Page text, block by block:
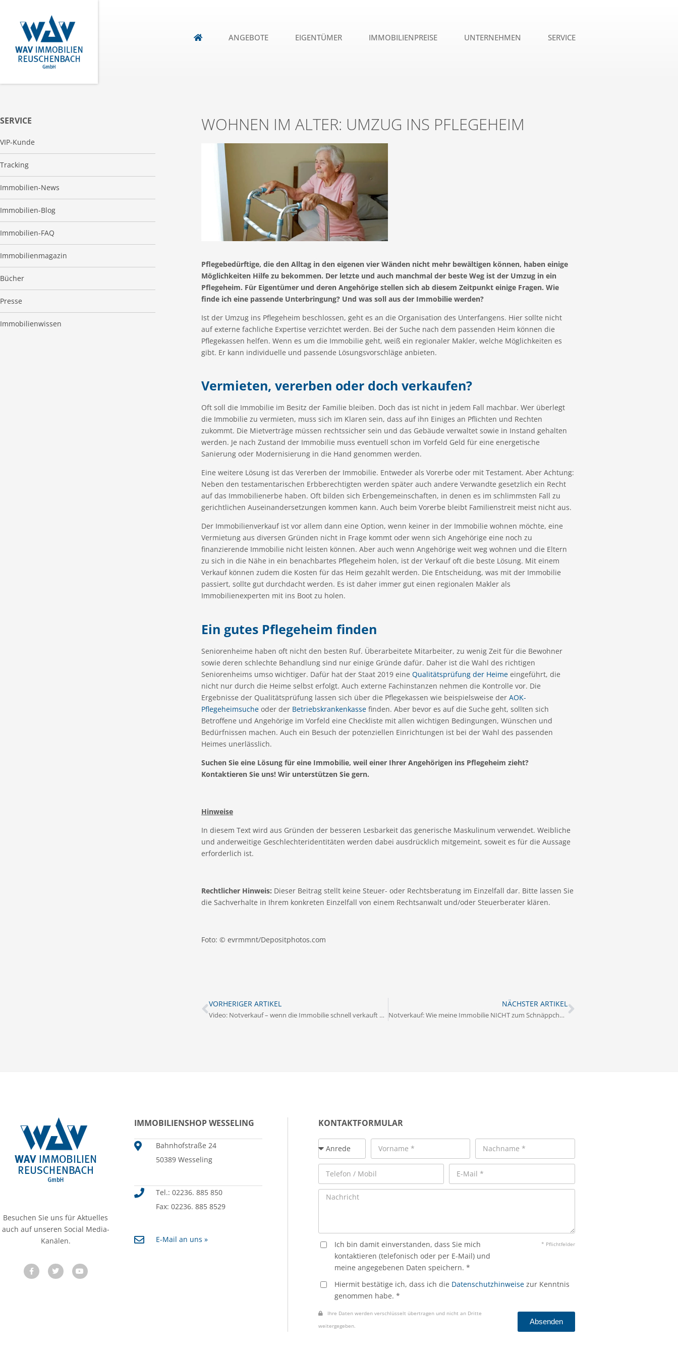
ANGEBOTE EIGENTÜMER IMMOBILIENPREISE UNTERNEHMEN SERVICE
SERVICE
VIP-Kunde
Tracking
Immobilien-News
Immobilien-Blog
Immobilien-FAQ
Immobilienmagazin
Bücher
Presse
Immobilienwissen
WOHNEN IM ALTER: UMZUG INS PFLEGEHEIM
Pflegebedürftige, die den Alltag in den eigenen vier Wänden nicht mehr bewältigen können, haben einige
Möglichkeiten Hilfe zu bekommen. Der letzte und auch manchmal der beste Weg ist der Umzug in ein
Pflegeheim. Für Eigentümer und deren Angehörige stellen sich ab diesem Zeitpunkt einige Fragen. Wie
finde ich eine passende Unterbringung? Und was soll aus der Immobilie werden?
Ist der Umzug ins Pflegeheim beschlossen, geht es an die Organisation des Unterfangens. Hier sollte nicht
auf externe fachliche Expertise verzichtet werden. Bei der Suche nach dem passenden Heim können die
Pflegekassen helfen. Wenn es um die Immobilie geht, weiß ein regionaler Makler, welche Möglichkeiten es
gibt. Er kann individuelle und passende Lösungsvorschläge anbieten.
Vermieten, vererben oder doch verkaufen?
Oft soll die Immobilie im Besitz der Familie bleiben. Doch das ist nicht in jedem Fall machbar. Wer überlegt
die Immobilie zu vermieten, muss sich im Klaren sein, dass auf ihn Einiges an Pflichten und Rechten
zukommt. Die Mietverträge müssen rechtssicher sein und das Gebäude verwaltet sowie in Instand gehalten
werden. Je nach Zustand der Immobilie muss eventuell schon im Vorfeld Geld für eine energetische
Sanierung oder Modernisierung in die Hand genommen werden.
Eine weitere Lösung ist das Vererben der Immobilie. Entweder als Vorerbe oder mit Testament. Aber Achtung:
Neben den testamentarischen Erbberechtigten werden später auch andere Verwandte gesetzlich ein Recht
auf das Immobilienerbe haben. Oft bilden sich Erbengemeinschaften, in denen es im schlimmsten Fall zu
gerichtlichen Auseinandersetzungen kommen kann. Auch beim Vorerbe bleibt Familienstreit meist nicht aus.
Der Immobilienverkauf ist vor allem dann eine Option, wenn keiner in der Immobilie wohnen möchte, eine
Vermietung aus diversen Gründen nicht in Frage kommt oder wenn sich Angehörige eine noch zu
finanzierende Immobilie nicht leisten können. Aber auch wenn Angehörige weit weg wohnen und die Eltern
zu sich in die Nähe in ein benachbartes Pflegeheim holen, ist der Verkauf oft die beste Lösung. Mit einem
Verkauf können zudem die Kosten für das Heim gezahlt werden. Die Entscheidung, was mit der Immobilie
passiert, sollte gut durchdacht werden. Es ist daher immer gut einen regionalen Makler als
Immobilienexperten mit ins Boot zu holen.
Ein gutes Pflegeheim finden
Seniorenheime haben oft nicht den besten Ruf. Überarbeitete Mitarbeiter, zu wenig Zeit für die Bewohner
sowie deren schlechte Behandlung sind nur einige Gründe dafür. Daher ist die Wahl des richtigen
Seniorenheims umso wichtiger. Dafür hat der Staat 2019 eine Qualitätsprüfung der Heimeeingeführt, die
nicht nur durch die Heime selbst erfolgt. Auch externe Fachinstanzen nehmen die Kontrolle vor. Die
Ergebnisse der Qualitätsprüfung lassen sich über die Pflegekassen wie beispielsweise der AOK-
Pflegeheimsucheoder der Betriebskrankenkassefinden. Aber bevor es auf die Suche geht, sollten sich
Betroffene und Angehörige im Vorfeld eine Checkliste mit allen wichtigen Bedingungen, Wünschen und
Bedürfnissen machen. Auch ein Besuch der potenziellen Einrichtungen ist bei der Wahl des passenden
Heimes unerlässlich.
Suchen Sie eine Lösung für eine Immobilie, weil einer Ihrer Angehörigen ins Pflegeheim zieht?
Kontaktieren Sie uns! Wir unterstützen Sie gern.
Hinweise
In diesem Text wird aus Gründen der besseren Lesbarkeit das generische Maskulinum verwendet. Weibliche
und anderweitige Geschlechteridentitäten werden dabei ausdrücklich mitgemeint, soweit es für die Aussage
erforderlich ist.
Rechtlicher Hinweis: Dieser Beitrag stellt keine Steuer- oder Rechtsberatung im Einzelfall dar. Bitte lassen Sie
die Sachverhalte in Ihrem konkreten Einzelfall von einem Rechtsanwalt und/oder Steuerberater klären.
Foto: © evrmmnt/Depositphotos.com
VORHERIGER ARTIKEL
Video: Notverkauf – wenn die Immobilie schnell verkauft werden muss
NÄCHSTER ARTIKEL
Notverkauf: Wie meine Immobilie NICHT zum Schnäppchen wird
Besuchen Sie uns für Aktuelles
auch auf unseren Social Media-
Kanälen.
IMMOBILIENSHOP WESSELING
Bahnhofstraße 24
50389 Wesseling
Tel.: 02236. 885 850
Fax: 02236. 885 8529
E-Mail an uns »
KONTAKTFORMULAR
Ich bin damit einverstanden, dass Sie mich
kontaktieren (telefonisch oder per E-Mail) und
meine angegebenen Daten speichern. *
* Pflichtfelder
Hiermit bestätige ich, dass ich die Datenschutzhinweisezur Kenntnis
genommen habe. *
Ihre Daten werden verschlüsselt übertragen und nicht an Dritte
weitergegeben.
Absenden